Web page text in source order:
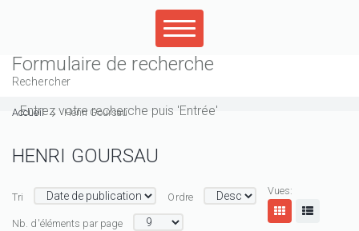
Formulaire de recherche
Rechercher
Accueil Henri Goursau
HENRI GOURSAU
Tri Ordre
Nb. d'éléments par page
Vues: